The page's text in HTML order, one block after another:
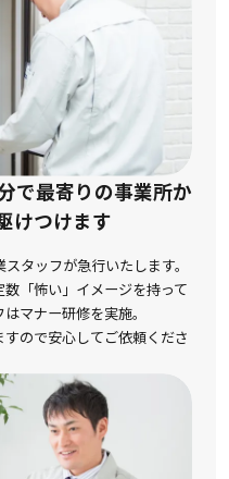
で最寄りの事業所か
けつけます
タッフが急行いたします。
「怖い」イメージを持って
マナー研修を実施。
ので安心してご依頼くださ